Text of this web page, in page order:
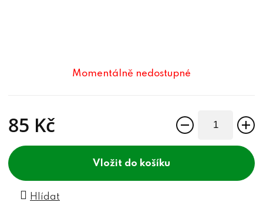
Momentálně nedostupné
85 Kč
do košíku
Hlídat